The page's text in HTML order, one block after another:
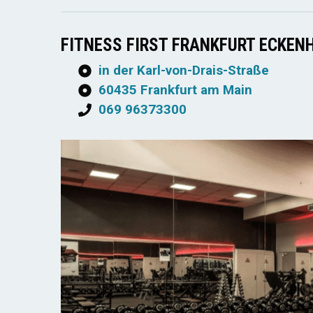
FITNESS FIRST FRANKFURT
in der Karl-von-Drais-Straße
60435 Frankfurt am Main
069 96373300